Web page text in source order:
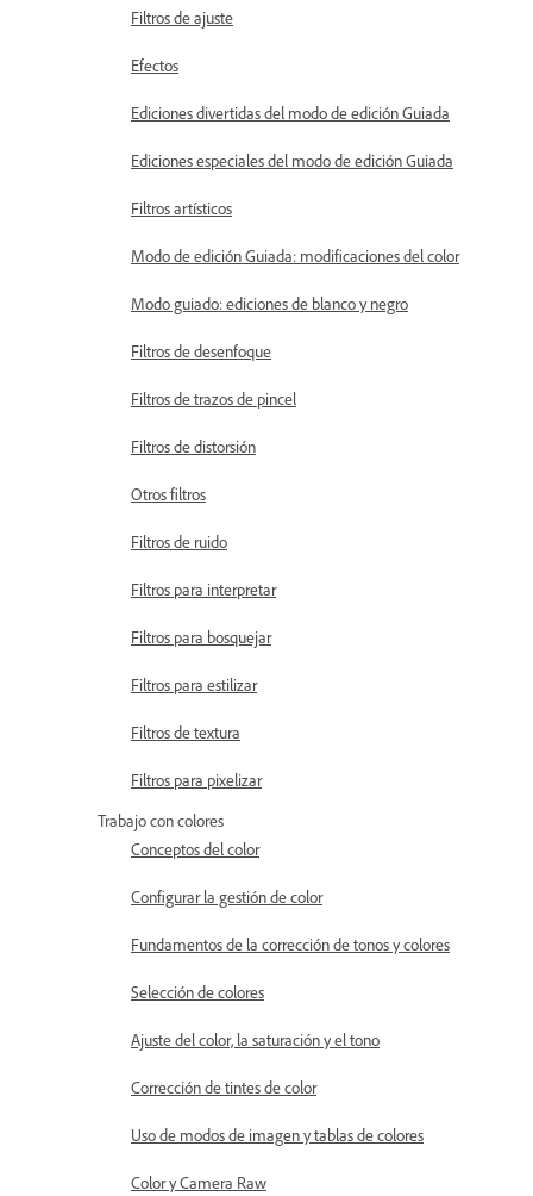
Filtros de ajuste
Efectos
Ediciones divertidas del modo de edición Guiada
Ediciones especiales del modo de edición Guiada
Filtros artísticos
Modo de edición Guiada: modificaciones del color
Modo guiado: ediciones de blanco y negro
Filtros de desenfoque
Filtros de trazos de pincel
Filtros de distorsión
Otros filtros
Filtros de ruido
Filtros para interpretar
Filtros para bosquejar
Filtros para estilizar
Filtros de textura
Filtros para pixelizar
Trabajo con colores
Conceptos del color
Configurar la gestión de color
Fundamentos de la corrección de tonos y colores
Selección de colores
Ajuste del color, la saturación y el tono
Corrección de tintes de color
Uso de modos de imagen y tablas de colores
Color y Camera Raw